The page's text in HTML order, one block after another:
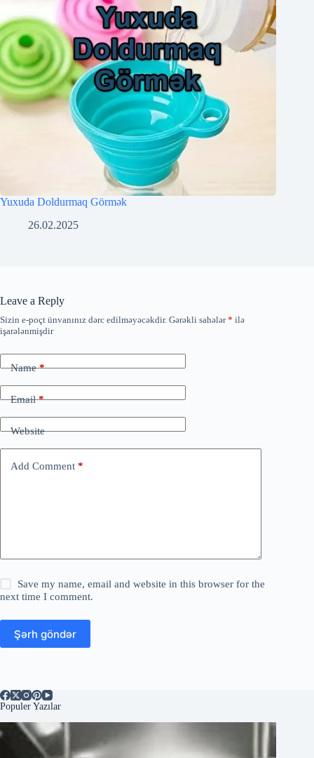
Yuxuda Doldurmaq Görmək
26.02.2025
Leave a Reply
Sizin e-poçt ünvanınız dərc edilməyəcəkdir. Gərəkli sahələr* ilə
işarələnmişdir
Name*
Email*
Website
Add Comment *
Save my name, email and website in this browser for the
next time I comment.
Şərh göndər
Populer Yazılar